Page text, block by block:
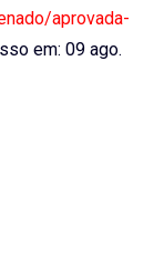
aprovada-
em: 09 ago.